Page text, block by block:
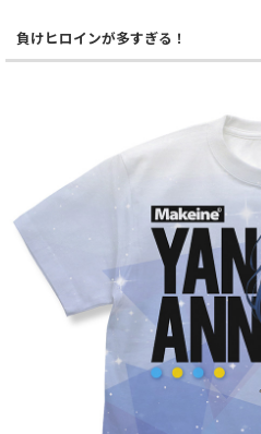
負けヒロインが多すぎる！